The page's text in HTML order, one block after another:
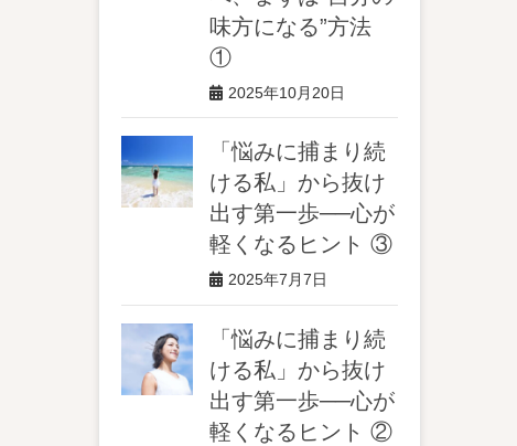
味方になる”方法
①
2025年10月20日
「悩みに捕まり続
ける私」から抜け
出す第一歩──心が
軽くなるヒント ③
2025年7月7日
「悩みに捕まり続
ける私」から抜け
出す第一歩──心が
軽くなるヒント ②